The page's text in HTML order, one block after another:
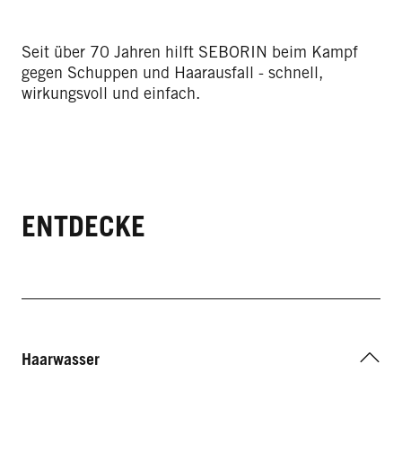
Seit über 70 Jahren hilft SEBORIN beim Kampf
gegen Schuppen und Haarausfall - schnell,
wirkungsvoll und einfach.
ENTDECKE
Haarwasser